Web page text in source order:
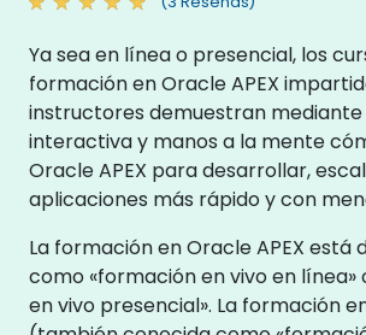
Ya sea en línea o presencial, los
formación en Oracle APEX
instructores demuestran
interactiva y manos a la mente
Oracle APEX para desarrollar,
aplicaciones más rápido y con
La formación en Oracle APEX está
como «formación en vivo en línea»
en vivo presencial». La formación